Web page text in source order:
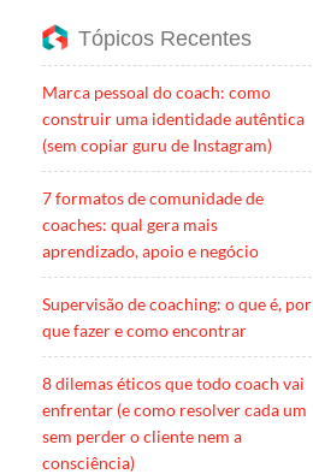
Tópicos Recentes
Marca pessoal do coach: como
construir uma identidade autêntica
(sem copiar guru de Instagram)
7 formatos de comunidade de
coaches: qual gera mais
aprendizado, apoio e negócio
Supervisão de coaching: o que é, por
que fazer e como encontrar
8 dilemas éticos que todo coach vai
enfrentar (e como resolver cada um
sem perder o cliente nem a
consciência)